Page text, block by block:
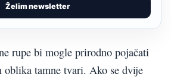
Želim newsletter
rupe bi mogle prirodno pojačati
oblika tamne tvari. Ako se dvije